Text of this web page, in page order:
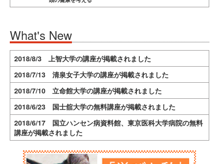
What's New
2018/8/3 上智大学の講座が掲載されました
2018/7/13 清泉女子大学の講座が掲載されました
2018/7/10 立命館大学の講座が掲載されました
2018/6/23 国士舘大学の無料講座が掲載されました
2018/6/17 国立ハンセン病資料館、東京医科大学病院の無料
講座が掲載されました